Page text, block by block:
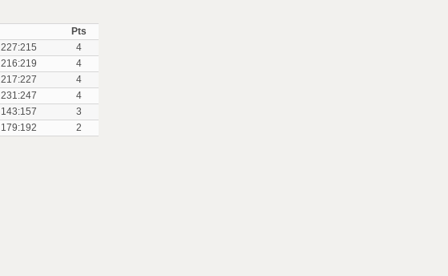
Pts
227:215
4
216:219
4
217:227
4
231:247
4
143:157
3
179:192 2